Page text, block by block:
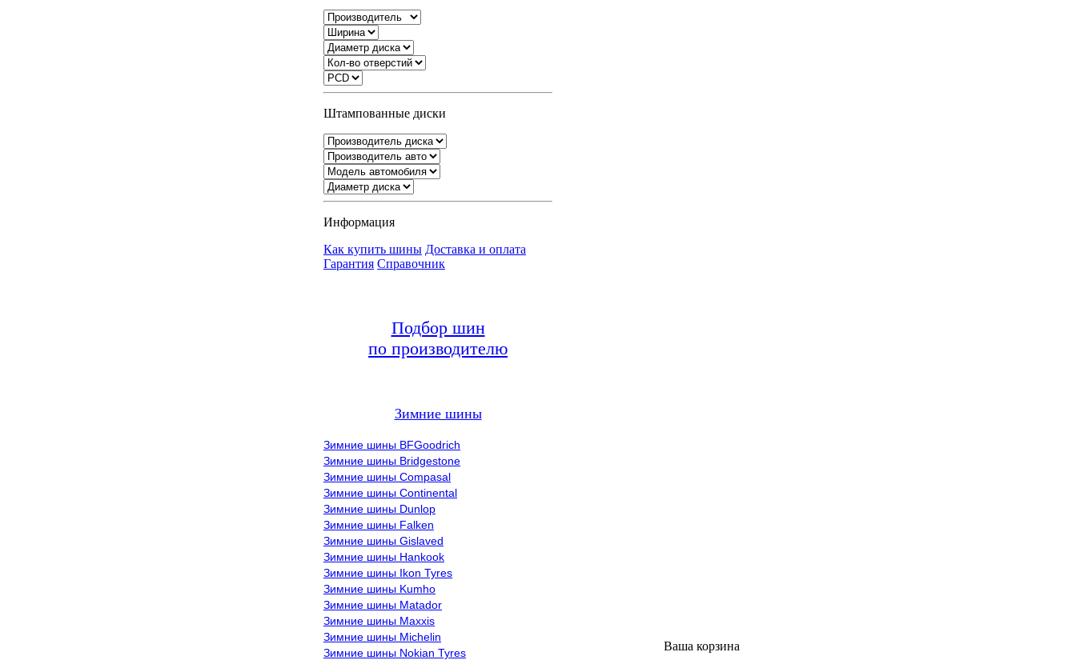
Штампованные диски
Информация
Как купить шины Доставка и оплата
Гарантия Справочник
Подбор шин
по производителю
Зимние шины
Зимние шины BFGoodrich
Зимние шины Bridgestone
Зимние шины Compasal
Зимние шины Continental
Зимние шины Dunlop
Зимние шины Falken
Зимние шины Gislaved
Зимние шины Hankook
Зимние шины Ikon Tyres
Зимние шины Kumho
Зимние шины Matador
Зимние шины Maxxis
Зимние шины Michelin
Зимние шины Nokian Tyres
Ваша корзина